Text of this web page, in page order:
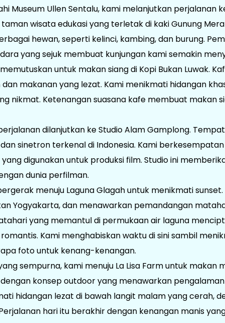
Museum Ullen Sentalu, kami melanjutkan perjalanan
wisata edukasi yang terletak di kaki Gunung
hewan, seperti kelinci, kambing, dan burung.
yang sejuk membuat kunjungan kami semakin
untuk makan siang di Kopi Bukan Luwak.
makanan yang lezat. Kami menikmati hidangan
nikmat. Ketenangan suasana kafe membuat makan
dilanjutkan ke Studio Alam Gamplong.
sinetron terkenal di Indonesia. Kami
digunakan untuk produksi film. Studio ini
dunia perfilman.
menuju Laguna Glagah untuk menikmati sunset.
Yogyakarta, dan menawarkan pemandangan
yang memantul di permukaan air laguna
Kami menghabiskan waktu di sini sambil
foto untuk kenang-kenangan.
sempurna, kami menuju La Lisa Farm untuk makan
konsep outdoor yang menawarkan
hidangan lezat di bawah langit malam yang cerah,
hari itu berakhir dengan kenangan manis